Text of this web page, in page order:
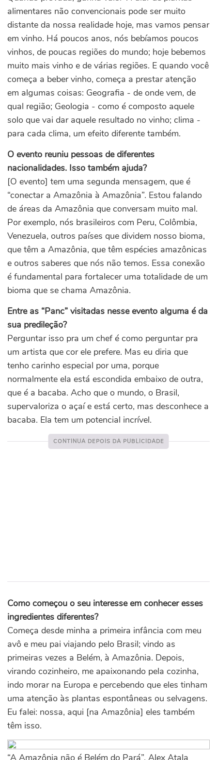
alimentares não convencionais pode ser muito
distante da nossa realidade hoje, mas vamos pensar
em vinho. Há poucos anos, nós bebíamos poucos
vinhos, de poucas regiões do mundo; hoje bebemos
muito mais vinho e de várias regiões. E quando você
começa a beber vinho, começa a prestar atenção
em algumas coisas: Geografia - de onde vem, de
qual região; Geologia - como é composto aquele
solo que vai dar aquele resultado no vinho; clima -
para cada clima, um efeito diferente também.
O evento reuniu pessoas de diferentes
nacionalidades. Isso também ajuda?
[O evento] tem uma segunda mensagem, que é
“conectar a Amazônia à Amazônia”. Estou falando
de áreas da Amazônia que conversam muito mal.
Por exemplo, nós brasileiros com Peru, Colômbia,
Venezuela, outros países que dividem nosso bioma,
que têm a Amazônia, que têm espécies amazônicas
e outros saberes que nós não temos. Essa conexão
é fundamental para fortalecer uma totalidade de um
bioma que se chama Amazônia.
Entre as “Panc” visitadas nesse evento alguma é da
sua predileção?
Perguntar isso pra um chef é como perguntar pra
um artista que cor ele prefere. Mas eu diria que
tenho carinho especial por uma, porque
normalmente ela está escondida embaixo de outra,
que é a bacaba. Acho que o mundo, o Brasil,
supervaloriza o açaí e está certo, mas desconhece a
bacaba. Ela tem um potencial incrível.
Como começou o seu interesse em conhecer esses
ingredientes diferentes?
Começa desde minha a primeira infância com meu
avô e meu pai viajando pelo Brasil; vindo as
primeiras vezes a Belém, à Amazônia. Depois,
virando cozinheiro, me apaixonando pela cozinha,
indo morar na Europa e percebendo que eles tinham
uma atenção às plantas espontâneas ou selvagens.
Eu falei: nossa, aqui [na Amazônia] eles também
têm isso.
“A Amazônia não é Belém do Pará”, Alex Atala